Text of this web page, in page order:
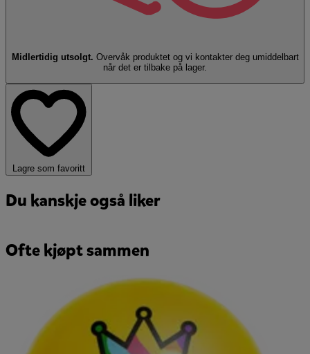
Midlertidig utsolgt. Overvåk produktet og vi kontakter deg umiddelbart
når det er tilbake på lager.
Lagre som favoritt
Du kanskje også liker
Ofte kjøpt sammen